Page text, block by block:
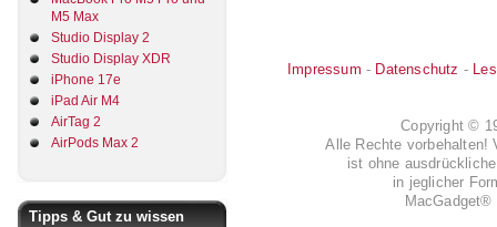
M5 Max
Studio Display 2
Studio Display XDR
iPhone 17e
iPad Air M4
AirTag 2
AirPods Max 2
Tipps & Gut zu wissen
Impressum - Datenschutz -
Copyright ©
Alle Rechte vorbehalten!
ist ohne
in jeglicher
MacGadget®